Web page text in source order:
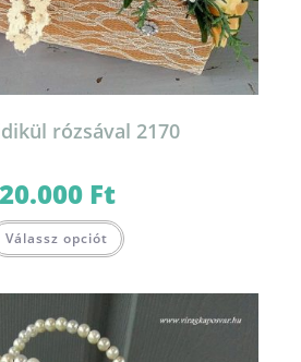
rózsával 2170
20.000 Ft
Válassz opciót